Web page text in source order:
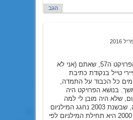
הגב
מזל טוב זה הפרויקט ה57, שאתם (אני לא
טייל בנקודת כתיבת
כל הכבוד על התמדה,
בנושא הפרויקט היה
שלא היה מובן לי למה
נאמר בסדרה, שבשנת 2003 נחגג המילניום
החדש? שנת 2000 היא תחילת המילניום לפי